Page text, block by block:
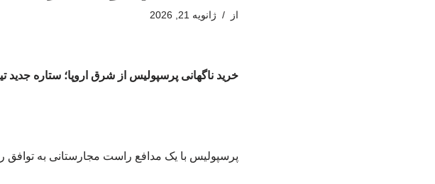
از ژانویه 21, 2026
خرید ناگهانی پرسپولیس از شرق اروپا؛ ستاره
پرسپولیس با یک مدافع راست مجارستانی به توافق